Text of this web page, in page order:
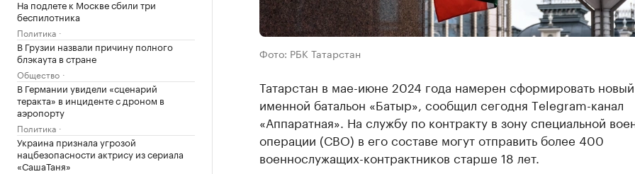
На подлете к Москве сбили три
беспилотника
Политика
В Грузии назвали причину полного
блэкаута в стране
Общество
В Германии увидели «сценарий
теракта» в инциденте с дроном в
аэропорту
Политика
Украина признала угрозой
нацбезопасности актрису из сериала
«СашаТаня»
Фото: РБК Татарстан
Татарстан в мае-июне 2024 года намерен сформировать новый
именной батальон «Батыр», сообщил сегодня Тelegram-канал
«Аппаратная». На службу по контракту в зону специальной
операции (СВО) в его составе могут отправить более 400
военнослужащих-контрактников старше 18 лет.